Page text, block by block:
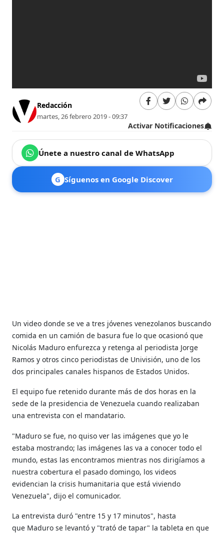
Redacción
martes, 26 febrero 2019 - 09:37
Activar Notificaciones
Únete a nuestro canal de WhatsApp
G Síguenos en Google Discover
Un video donde se ve a tres jóvenes venezolanos buscando
comida en un camión de basura fue lo que ocasionó que
Nicolás Maduro enfurezca y retenga al periodista Jorge
Ramos y otros cinco periodistas de Univisión, uno de los
dos principales canales hispanos de Estados Unidos.
El equipo fue retenido durante más de dos horas en la
sede de la presidencia de Venezuela cuando realizaban
una entrevista con el mandatario.
"Maduro se fue, no quiso ver las imágenes que yo le
estaba mostrando; las imágenes las va a conocer todo el
mundo, estas las encontramos mientras nos dirigíamos a
nuestra cobertura el pasado domingo, los videos
evidencian la crisis humanitaria que está viviendo
Venezuela", dijo el comunicador.
La entrevista duró "entre 15 y 17 minutos", hasta
que Maduro se levantó y "trató de tapar" la tableta en que